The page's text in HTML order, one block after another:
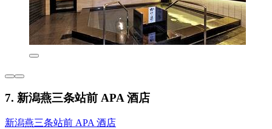
7. 新潟燕三条站前 APA 酒店
新潟燕三条站前 APA 酒店